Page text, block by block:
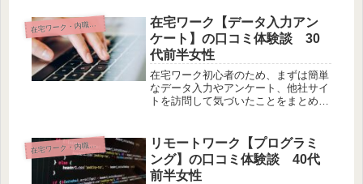
投稿インセンティブでお金をもらって
います。
在宅ワーク・内職・リモート
在宅ワーク【データ入力アン
ケート】の口コミ体験談 30
代前半女性
在宅ワーク初心者のため、まずは簡単
なデータ入力やアンケート、他社サイ
トを訪問して気づいたことをまとめる
とは活かす内容だと自然と言葉が浮か
んで文字に起こしやすいです。
在宅ワーク・内職・リモート
リモートワーク【プログラミ
ング】の口コミ体験談 40代
前半女性